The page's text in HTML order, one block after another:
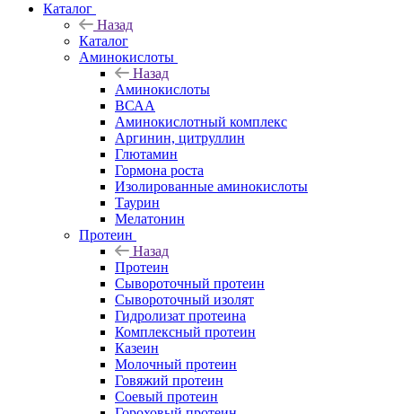
Каталог
Назад
Каталог
Аминокислоты
Назад
Аминокислоты
ВСАА
Аминокислотный комплекс
Аргинин, цитруллин
Глютамин
Гормона роста
Изолированные аминокислоты
Таурин
Мелатонин
Протеин
Назад
Протеин
Сывороточный протеин
Сывороточный изолят
Гидролизат протеина
Комплексный протеин
Казеин
Молочный протеин
Говяжий протеин
Соевый протеин